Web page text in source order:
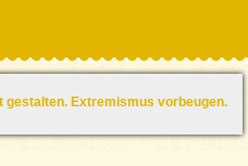
gestalten. Extremismus vorbeugen.